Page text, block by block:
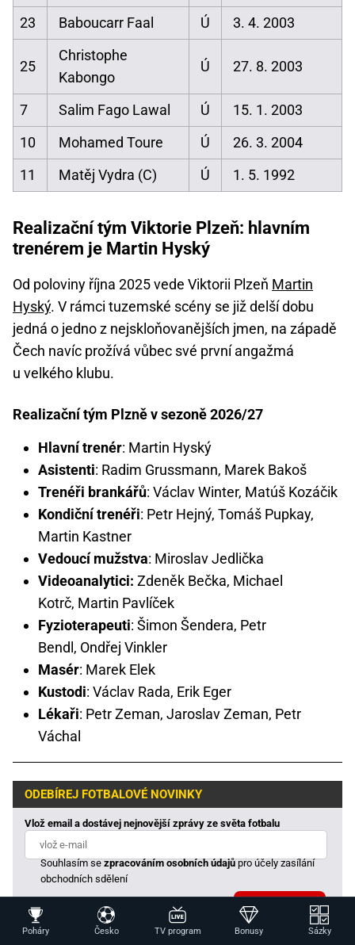
23
Baboucarr Faal Ú 3. 4. 2003
25
Christophe
Kabongo
Ú 27. 8. 2003
7 Salim Fago Lawal Ú
15. 1. 2003
10
Mohamed Toure Ú
26. 3. 2004
11
Matěj Vydra (C) Ú 1. 5. 1992
Realizační tým Viktorie Plzeň: hlavním
trenérem je Martin Hyský
Od poloviny října 2025 vede Viktorii Plzeň Martin
Hyský. V rámci tuzemské scény se již delší dobu
jedná o jedno z nejskloňovanějších jmen, na západě
Čech navíc prožívá vůbec své první angažmá
u velkého klubu.
Realizační tým Plzně v sezoně 2026/27
Hlavní trenér: Martin Hyský
Asistenti: Radim Grussmann, Marek Bakoš
Trenéři brankářů: Václav Winter, Matúš Kozáčik
Kondiční trenéři: Petr Hejný, Tomáš Pupkay,
Martin Kastner
Vedoucí mužstva: Miroslav Jedlička
Videoanalytici: Zdeněk Bečka, Michael
Kotrč, Martin Pavlíček
Fyzioterapeuti: Šimon Šendera, Petr
Bendl, Ondřej Vinkler
Masér: Marek Elek
Kustodi: Václav Rada, Erik Eger
Lékaři: Petr Zeman, Jaroslav Zeman, Petr
Váchal
ODEBÍREJ FOTBALOVÉ NOVINKY
Vlož email a dostávej nejnovější zprávy ze světa fotbalu
Souhlasím sezpracováním osobních údajůpro účely zasílání
obchodních sdělení
Poháry Česko TV program Bonusy Sázky